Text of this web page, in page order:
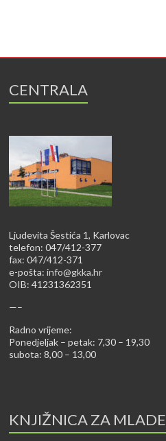
CENTRALA
Ljudevita Šestića 1, Karlovac
telefon: 047/412-377
fax: 047/412-371
e-pošta:info@gkka.hr
OIB: 41231362351
—–
Radno vrijeme:
Ponedjeljak – petak: 7,30 – 19,30
subota: 8,00 – 13,00
KNJIŽNICA ZA MLADE